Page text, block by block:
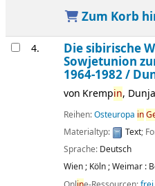
Zum Korb
4. Die sibirische
Sowjetunion
1964-1982 /
von Krempin,
Reihen:Osteuropa in
Materialtyp:
Text;
Sprache: Deutsch
Wien ; Köln ; Weimar :